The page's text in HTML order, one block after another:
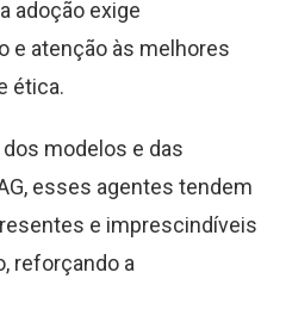
adoção exige
e atenção às melhores
ética.
modelos e das
esses agentes tendem
e imprescindíveis
reforçando a